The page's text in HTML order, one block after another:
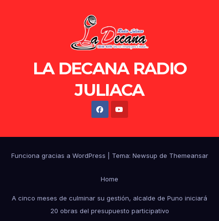
LA DECANA RADIO
JULIACA
Funciona gracias a WordPress Tema: Newsup de Themeansar
Home
A cinco meses de culminar su gestión, alcalde de Puno iniciará
20 obras del presupuesto participativo